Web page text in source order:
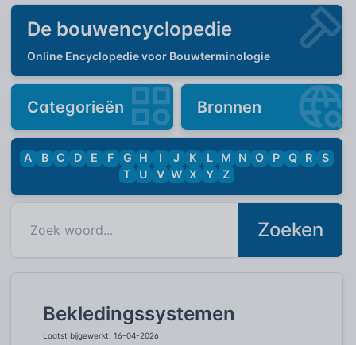
De bouwencyclopedie
Online Encyclopedie voor Bouwterminologie
Categorieën Bronnen
A B C D E F G H I J K L M N O P Q R
S
T
U V W X Y Z
Zoeken
Bekledingssystemen
Laatst bijgewerkt: 16-04-2026